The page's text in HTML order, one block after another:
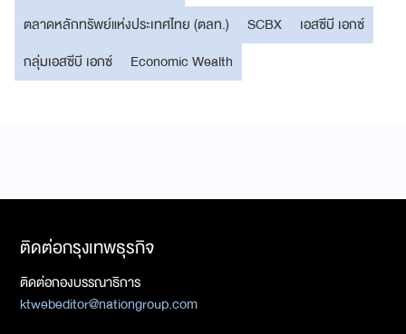
ตลาดหลักทรัพย์แห่งประเทศไทย (ตลท.)
SCBX
เอสซีบี เอกซ์
กลุ่มเอสซีบี เอกซ์
Economic Wealth
ติดต่อกรุงเทพธุรกิจ
ติดต่อกองบรรณาธิการ
ktwebeditor@nationgroup.com